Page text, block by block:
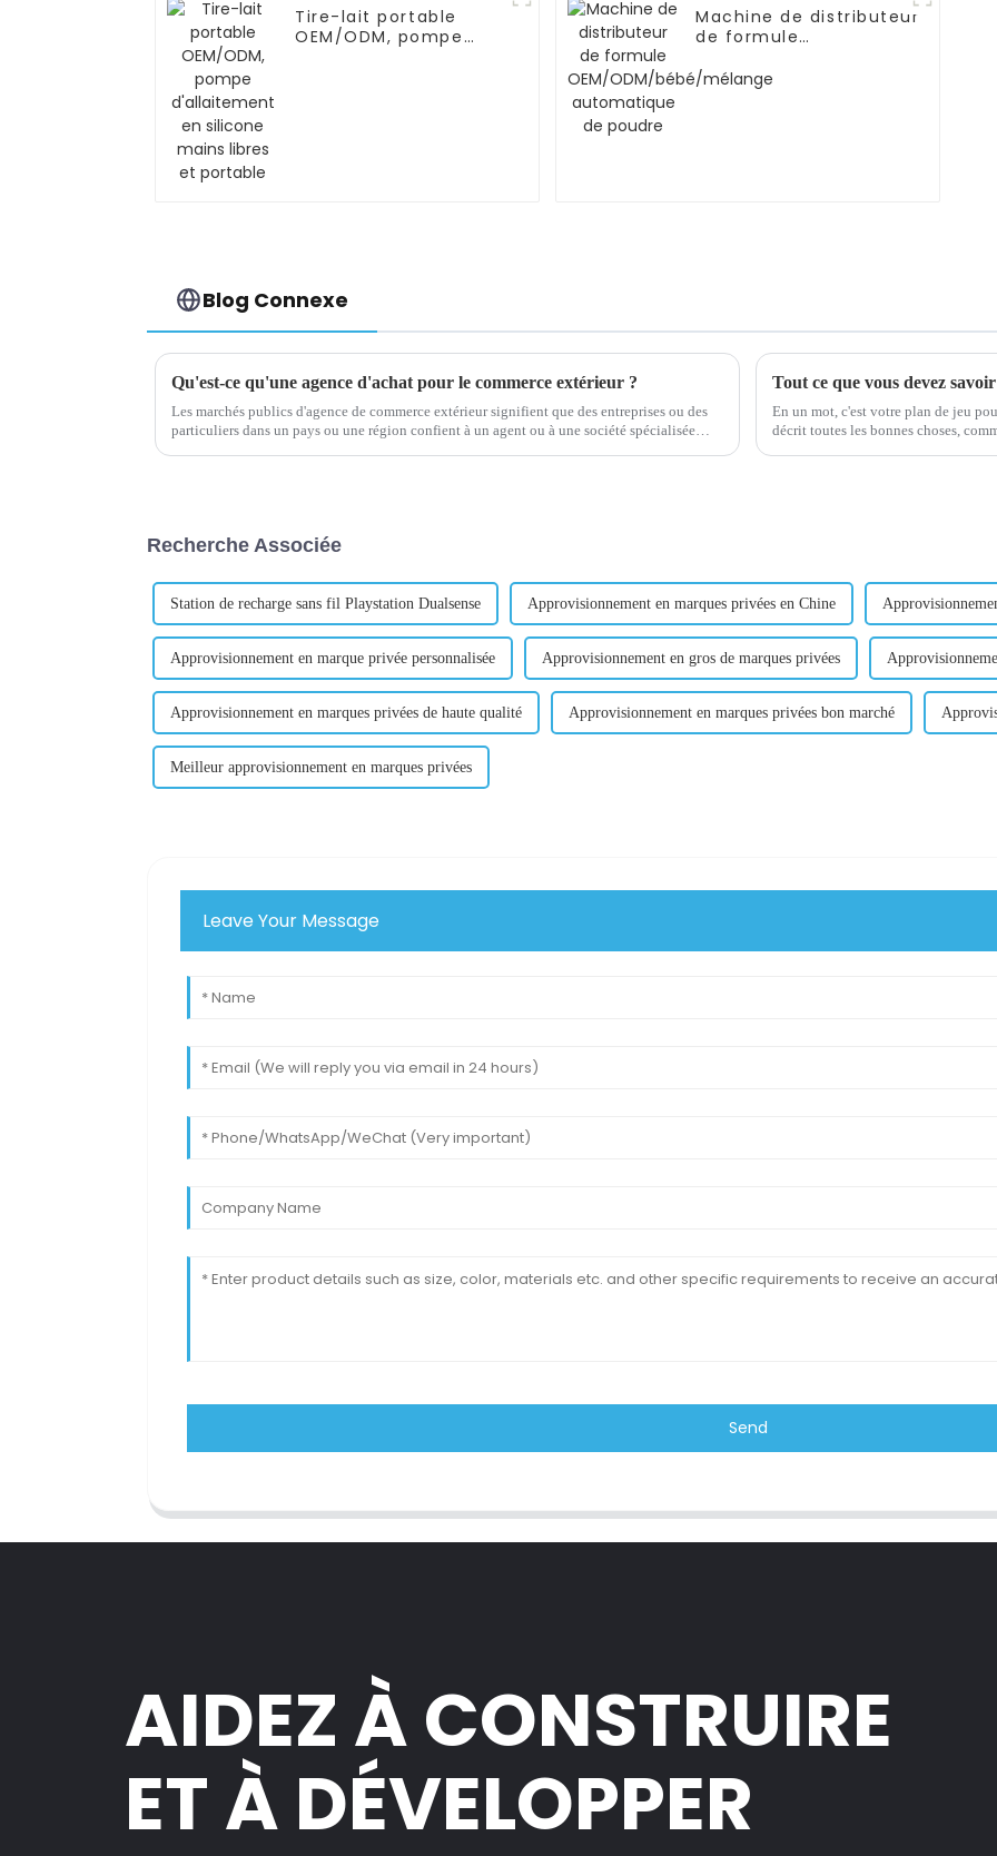
Tire-lait portable
OEM/ODM, pompe
Machine de distributeur
de formule
automatique de poudre
Blog Connexe
Qu'est-ce qu'une agence d'achat pour le commerce extérieur ?
Les marchés publics d'agence de commerce extérieur signifient que des entreprises ou des
particuliers dans un pays ou une région confient à un agent ou à une société spécialisée
Tout ce que vous devez
En un mot, c'est votre plan de jeu
décrit toutes les bonnes choses,
Recherche Associée
Station de recharge sans fil Playstation Dualsense Approvisionnement en marques privées en Chine
Approvisionnement en marque privée personnalisée Approvisionnement en gros de marques privées
Approvisionnement en marques privées de haute qualité Approvisionnement en marques privées bon marché
Meilleur approvisionnement en marques privées
Leave Your Message
Send
AIDEZ À CONSTRUIRE
ET À DÉVELOPPER